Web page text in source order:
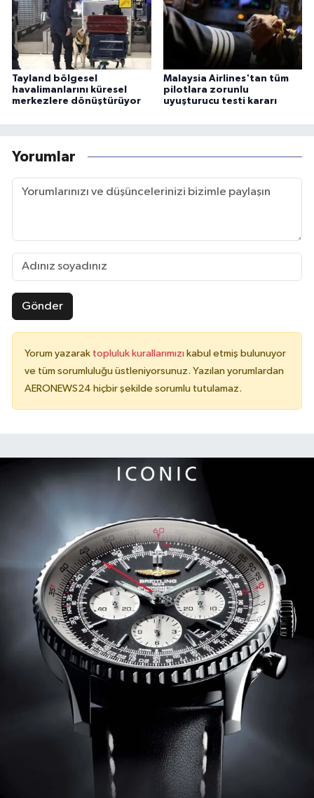
Tayland bölgesel
havalimanlarını küresel
merkezlere dönüştürüyor
Malaysia Airlines'tan tüm
pilotlara zorunlu
uyuşturucu testi kararı
Yorumlar
Gönder
Yorum yazarak topluluk kurallarımızı kabul etmiş bulunuyor
ve tüm sorumluluğu üstleniyorsunuz. Yazılan yorumlardan
AERONEWS24 hiçbir şekilde sorumlu tutulamaz.